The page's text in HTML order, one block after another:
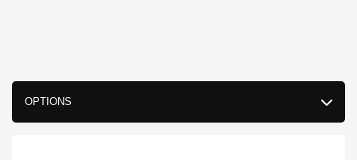
OPTIONS